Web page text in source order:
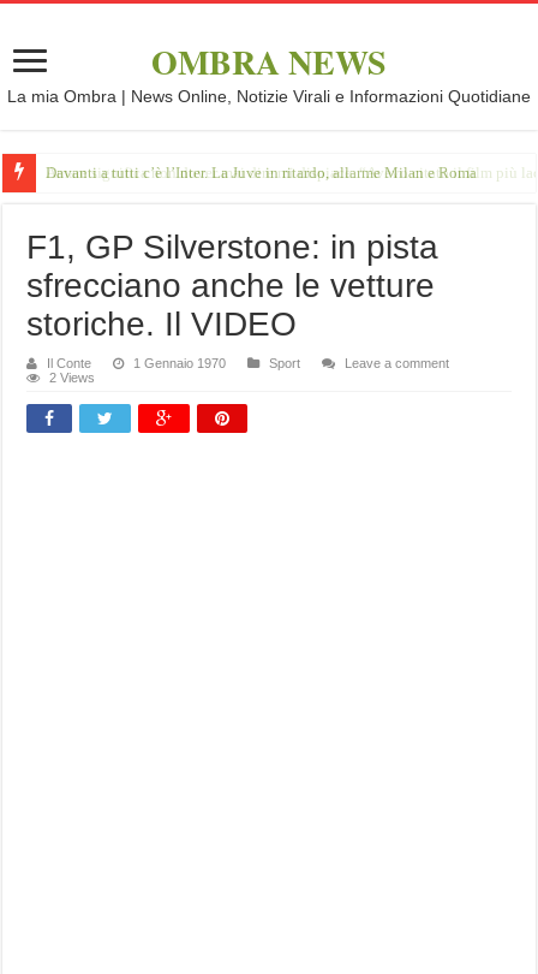
OMBRA NEWS
La mia Ombra | News Online, Notizie Virali e Informazioni Quotidiane
Davanti a tutti c’è l’Inter. La Juve in ritardo, allarme Milan e Roma
F1, GP Silverstone: in pista
sfrecciano anche le vetture
storiche. Il VIDEO
Il Conte 1 Gennaio 1970 Sport
Leave a comment
2 Views